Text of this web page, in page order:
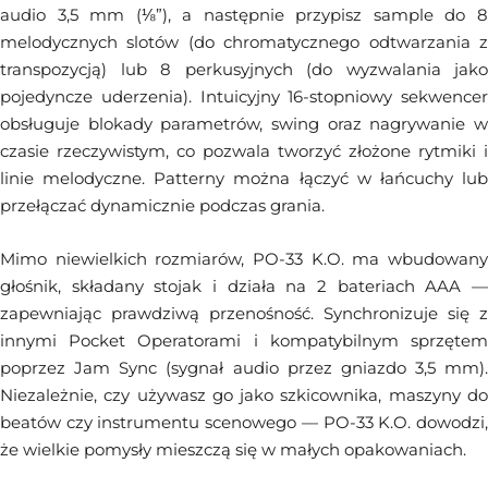
audio 3,5 mm (⅛”), a następnie przypisz sample do 8
melodycznych slotów (do chromatycznego odtwarzania z
transpozycją) lub 8 perkusyjnych (do wyzwalania jako
pojedyncze uderzenia). Intuicyjny 16-stopniowy sekwencer
obsługuje blokady parametrów, swing oraz nagrywanie w
czasie rzeczywistym, co pozwala tworzyć złożone rytmiki i
linie melodyczne. Patterny można łączyć w łańcuchy lub
przełączać dynamicznie podczas grania.
Mimo niewielkich rozmiarów, PO-33 K.O. ma wbudowany
głośnik, składany stojak i działa na 2 bateriach AAA —
zapewniając prawdziwą przenośność. Synchronizuje się z
innymi Pocket Operatorami i kompatybilnym sprzętem
poprzez Jam Sync (sygnał audio przez gniazdo 3,5 mm).
Niezależnie, czy używasz go jako szkicownika, maszyny do
beatów czy instrumentu scenowego — PO-33 K.O. dowodzi,
że wielkie pomysły mieszczą się w małych opakowaniach.